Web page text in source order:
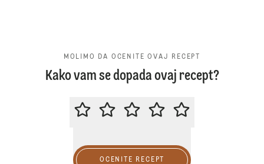
MOLIMO DA OCENITE OVAJ RECEPT
Kako vam se dopada ovaj recept?
MOLIMO DA OCENITE OVAJ
OCENITE RECEPT